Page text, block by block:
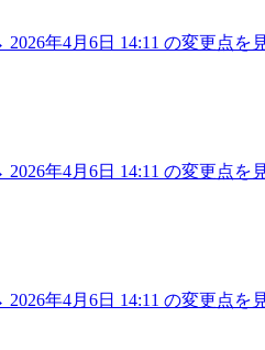
2026年4月6日 14:11 の変更点を
2026年4月6日 14:11 の変更点を
2026年4月6日 14:11 の変更点を